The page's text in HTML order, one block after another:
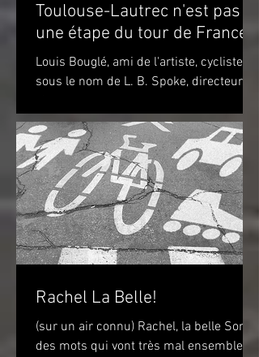
Toulouse-Lautrec n'est pas
une étape du tour de France!
Louis Bouglé, ami de l'artiste, cycliste
sous le nom de L. B. Spoke, directeur de
Lautrec 1898 (huile...
Rachel La Belle!
(sur un air connu) Rachel, la belle Sont
des mots qui vont très mal ensembles